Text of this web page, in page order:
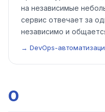
на независимые
сервис отвечает за
независимо и
→ DevOps-
О